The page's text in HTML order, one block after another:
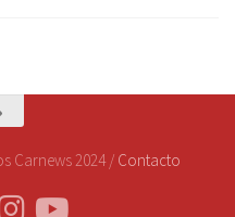
Carnews 2024 / Contacto